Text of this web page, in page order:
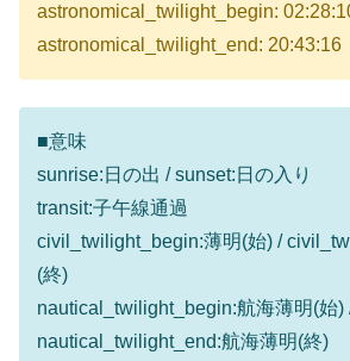
astronomical_twilight_begin:
astronomical_twilight_end: 20:43:16
■意味
sunrise:日の出 / sunset:日の入り
transit:子午線通過
civil_twilight_begin:薄明(始) /
(終)
nautical_twilight_begin:航海薄明(始)
nautical_twilight_end:航海薄明(終)